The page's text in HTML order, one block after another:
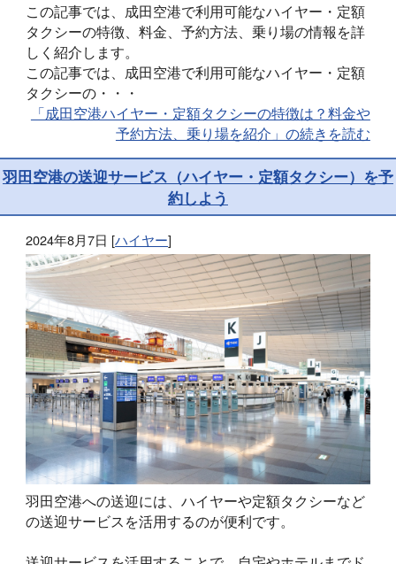
この記事では、成田空港で利用可能なハイヤー・定額
タクシーの特徴、料金、予約方法、乗り場の情報を詳
しく紹介します。
この記事では、成田空港で利用可能なハイヤー・定額
タクシーの・・・
「成田空港ハイヤー・定額タクシーの特徴は？料金や
予約方法、乗り場を紹介」の続きを読む
羽田空港の送迎サービス（ハイヤー・定額タクシー）を予
約しよう
2024年8月7日 [ハイヤー]
羽田空港への送迎には、ハイヤーや定額タクシーなど
の送迎サービスを活用するのが便利です。